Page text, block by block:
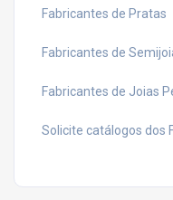
Fabricantes de Pratas
Fabricantes de
Fabricantes de Joias
Solicite catálogos dos